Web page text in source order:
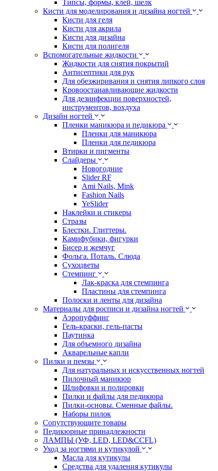
Типсы, формы, клей, шелк
Кисти для моделирования и дизайна ногтей
Кисти для геля
Кисти для акрила
Кисти для дизайна
Кисти для полигеля
Вспомогательные жидкости
Жидкости для снятия покрытий
Антисептики для рук
Для обезжиривания и снятия липкого слоя
Кровоостанавливающие жидкости
Для дезинфекции поверхностей,
инструментов, вохдуха
Дизайн ногтей
Пленки маникюра и педикюра
Пленки для маникюра
Пленки для педикюра
Втирки и пигменты
Слайдеры
Новогодние
Slider RF
Ami Nails, Mink
Fashion Nails
YeSlider
Наклейки и стикеры
Стразы
Блестки. Глиттеры.
Камифубики, фигурки
Бисер и жемчуг
Фольга. Поталь. Слюда
Сухоцветы
Стемпинг
Лак-краска для стемпинга
Пластины для стемпинга
Полоски и ленты для дизайна
Материалы для росписи и дизайна ногтей
Аэропуффинг
Гель-краски, гель-пасты
Паутинка
Для объемного дизайна
Акварельные капли
Пилки и пемзы
Для натуральных и искусственных ногтей
Пилочный маникюр
Шлифовки и полировки
Пилки и файлы для педикюра
Пилки-основы. Сменные файлы.
Наборы пилок
Сопутствующите товары
Педикюрные принадлежности
ЛАМПЫ (УФ, LED, LED&CCFL)
Уход за ногтями и кутикулой
Масла для кутикулы
Средства для удаления кутикулы